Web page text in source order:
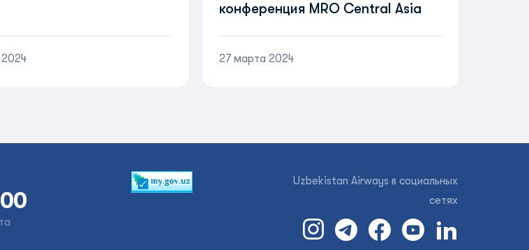
2024
конференция MRO Central Asia
27 марта 2024
Uzbekistan Airways в социальных
сетях